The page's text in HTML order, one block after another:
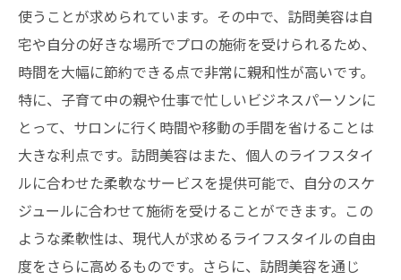
使うことが求められています。その中で、訪問美容は自
宅や自分の好きな場所でプロの施術を受けられるため、
時間を大幅に節約できる点で非常に親和性が高いです。
特に、子育て中の親や仕事で忙しいビジネスパーソンに
とって、サロンに行く時間や移動の手間を省けることは
大きな利点です。訪問美容はまた、個人のライフスタイ
ルに合わせた柔軟なサービスを提供可能で、自分のスケ
ジュールに合わせて施術を受けることができます。この
ような柔軟性は、現代人が求めるライフスタイルの自由
度をさらに高めるものです。さらに、訪問美容を通じ